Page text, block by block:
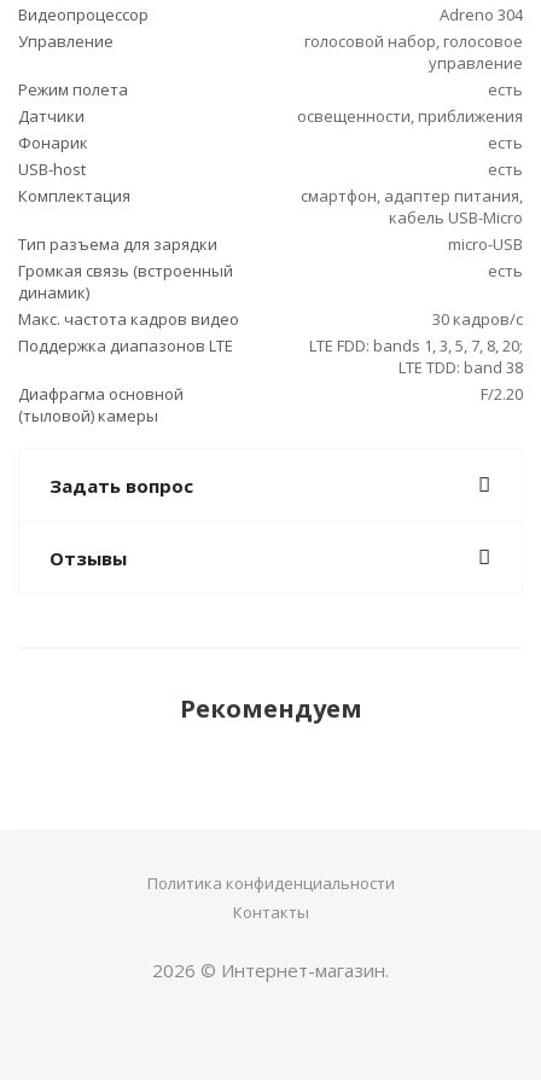
Видеопроцессор
Adreno 304
Управление
голосовой набор, голосовое
управление
Режим полета
есть
Датчики
освещенности, приближения
Фонарик
есть
USB-host
есть
Комплектация
смартфон, адаптер питания,
кабель USB-Micro
Тип разъема для зарядки
micro-USB
Громкая связь (встроенный
динамик)
есть
Макс. частота кадров видео
30 кадров/с
Поддержка диапазонов LTE
LTE FDD: bands 1, 3, 5, 7, 8, 20;
LTE TDD: band 38
Диафрагма основной
(тыловой) камеры
F/2.20
Задать вопрос
Отзывы
Рекомендуем
Политика конфиденциальности
Контакты
2026 © Интернет-магазин.